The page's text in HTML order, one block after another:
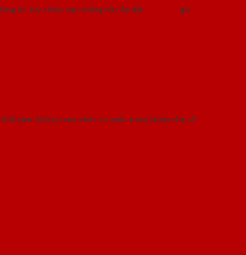
kể. Tuy nhiên, bạn không nên lắp đặt
giá
gian, không cong vênh, co ngót, trọng lượng nhẹ, di